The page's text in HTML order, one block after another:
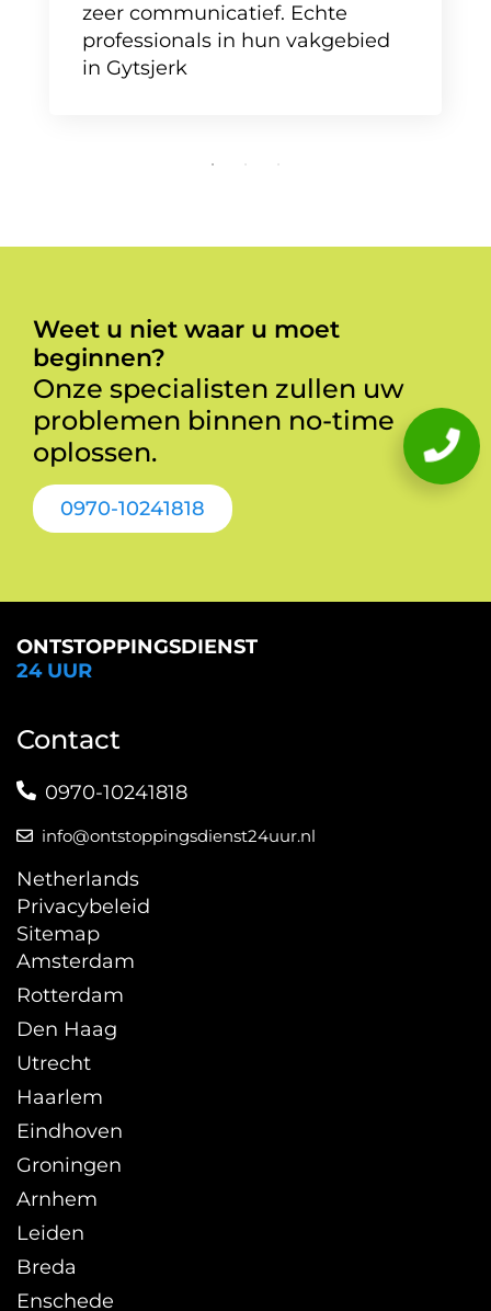
zeer communicatief. Echte
professionals in hun vakgebied
in Gytsjerk
Weet u niet waar u moet
beginnen?
Onze specialisten zullen uw
problemen binnen no-time
oplossen.
0970-10241818
ONTSTOPPINGSDIENST
24 UUR
Contact
0970-10241818
info@ontstoppingsdienst24uur.nl
Netherlands
Privacybeleid
Sitemap
Amsterdam
Rotterdam
Den Haag
Utrecht
Haarlem
Eindhoven
Groningen
Arnhem
Leiden
Breda
Enschede